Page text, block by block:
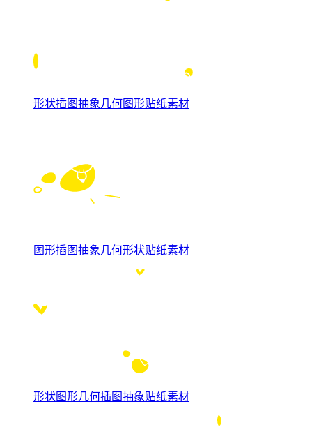
形状插图抽象几何图形贴纸素材
图形插图抽象几何形状贴纸素材
形状图形几何插图抽象贴纸素材